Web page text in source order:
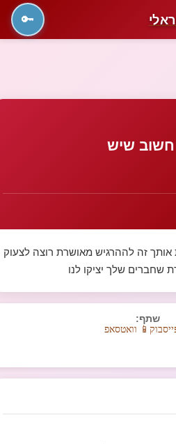
🔑
חשוב שיש
זה לההרגיש מאושרת רוצה לצעוק
שחברים שלך יציקו לנו
שתף:
📱 וואטסאפ